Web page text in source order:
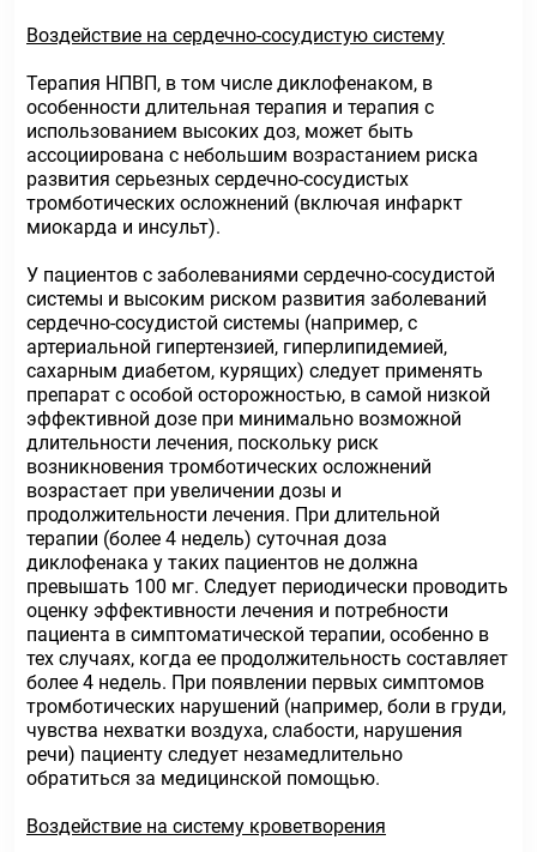
Воздействие на сердечно-сосудистую систему
Терапия НПВП, в том числе диклофенаком, в
особенности длительная терапия и терапия с
использованием высоких доз, может быть
ассоциирована с небольшим возрастанием риска
развития серьезных сердечно-сосудистых
тромботических осложнений (включая инфаркт
миокарда и инсульт).
У пациентов с заболеваниями сердечно-сосудистой
системы и высоким риском развития заболеваний
сердечно-сосудистой системы (например, с
артериальной гипертензией, гиперлипидемией,
сахарным диабетом, курящих) следует применять
препарат с особой осторожностью, в самой низкой
эффективной дозе при минимально возможной
длительности лечения, поскольку риск
возникновения тромботических осложнений
возрастает при увеличении дозы и
продолжительности лечения. При длительной
терапии (более 4 недель) суточная доза
диклофенака у таких пациентов не должна
превышать 100 мг. Следует периодически проводить
оценку эффективности лечения и потребности
пациента в симптоматической терапии, особенно в
тех случаях, когда ее продолжительность составляет
более 4 недель. При появлении первых симптомов
тромботических нарушений (например, боли в груди,
чувства нехватки воздуха, слабости, нарушения
речи) пациенту следует незамедлительно
обратиться за медицинской помощью.
Воздействие на систему кроветворения